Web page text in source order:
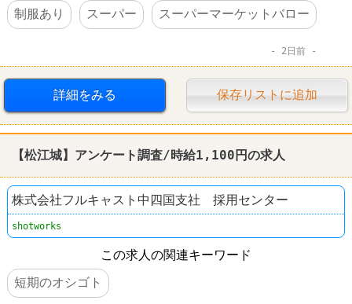
制服あり スーパー スーパーマーケットバロー
2日前
詳細をみる 保存リストに追加
【松江城】アンケート調査/時給1, 100円の求人
株式会社フルキャスト中四国支社 採用センター
shotworks
この求人の関連キーワード
短期のオシゴト